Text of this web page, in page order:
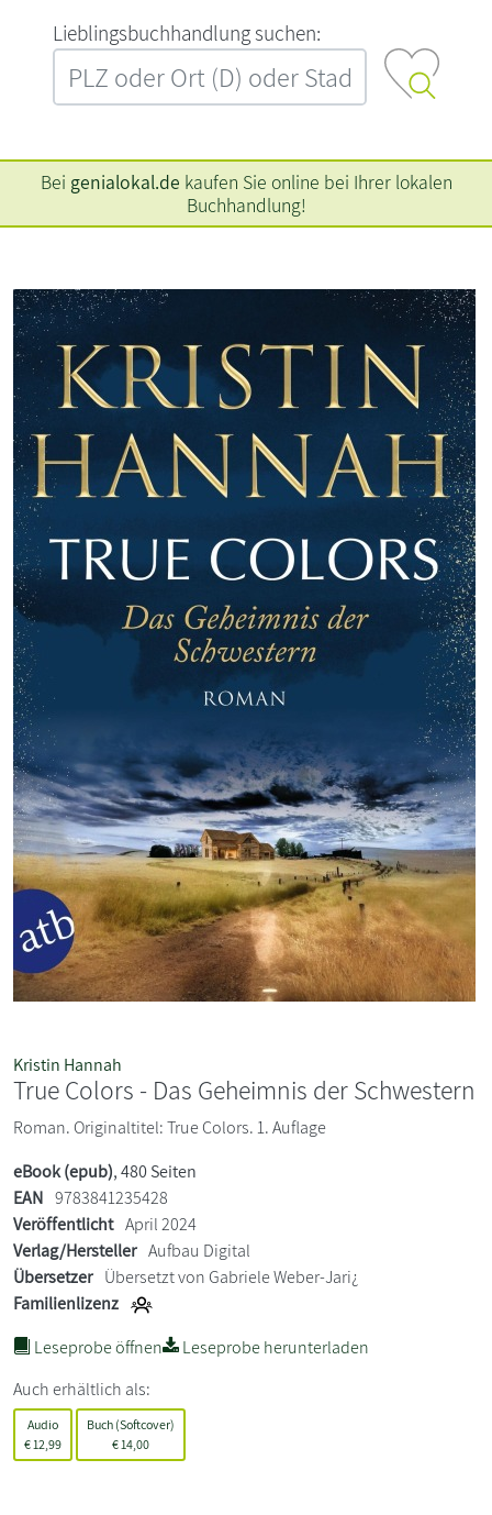
L‍i‍e‍b‍l‍i‍n‍g‍s‍b‍u‍c‍h‍h‍a‍n‍d‍l‍u‍n‍g‍ ‍s‍u‍c‍h‍e‍n‍:‍
Bei genialokal.de kaufen Sie online bei Ihrer lokalen
Buchhandlung!
Kristin Hannah
True Colors - Das Geheimnis der Schwestern
Roman. Originaltitel: True Colors. 1. Auflage
eBook (epub), 480 Seiten
EAN 9783841235428
Veröffentlicht April 2024
Verlag/Hersteller Aufbau Digital
Übersetzer Übersetzt von Gabriele Weber-Jari¿
Familienlizenz
Leseprobe öffnen
Leseprobe herunterladen
Auch erhältlich als:
Audio
€ 12,99
Buch (Softcover)
€ 14,00